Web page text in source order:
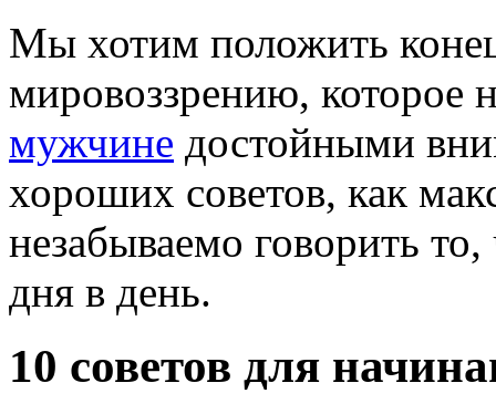
Мы хотим положить
мировоззрению, которое
мужчине достойными
хороших советов, как
незабываемо говорить
дня в день.
10 советов для